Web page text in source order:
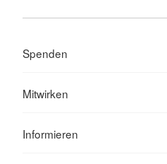
Spenden
Mitwirken
Informieren